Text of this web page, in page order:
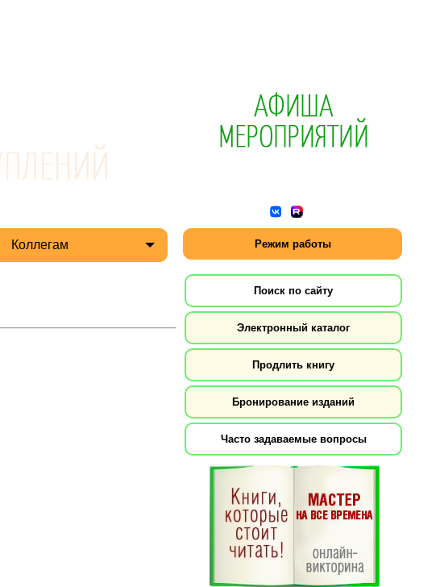
Коллегам Режим работы
Поиск по сайту
Электронный каталог
Продлить книгу
Бронирование изданий
Часто задаваемые вопросы